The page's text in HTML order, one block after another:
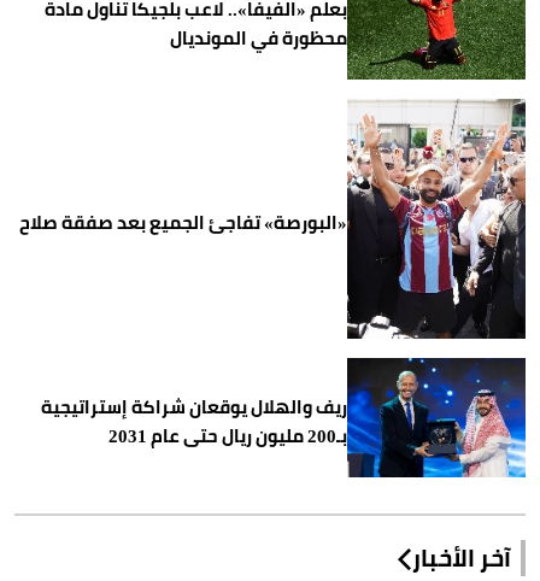
بعلم «الفيفا».. لاعب بلجيكا تناول مادة
محظورة في المونديال
«البورصة» تفاجئ الجميع بعد صفقة صلاح
ريف والهلال يوقعان شراكة إستراتيجية
بـ200 مليون ريال حتى عام 2031
آخر الأخبار